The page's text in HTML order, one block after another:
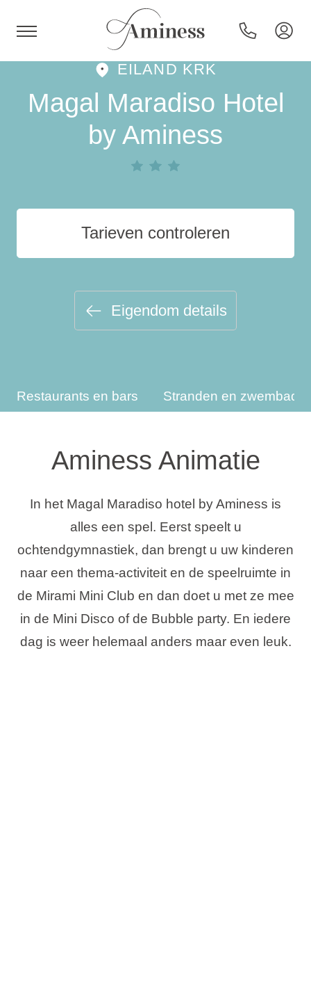
HR
Hotels en resorts
Campings
Bestemmingen
Vakantietypes
Merken
EILAND KRK
Magal Maradiso Hotel
by Aminess
Tarieven controleren
Eigendom details
Restaurants en bars Stranden en
Aminess Animatie
In het Magal Maradiso hotel by Aminess is
alles een spel. Eerst speelt u
ochtendgymnastiek, dan brengt u uw kinderen
naar een thema-activiteit en de speelruimte in
de Mirami Mini Club en dan doet u met ze mee
in de Mini Disco of de Bubble party. En iedere
dag is weer helemaal anders maar even leuk.